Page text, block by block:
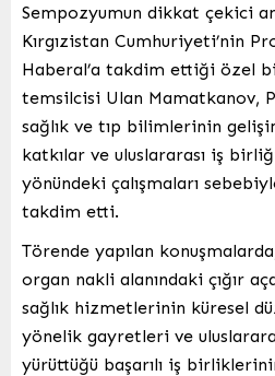
Sempozyumun dikkat çekici
Kırgızistan Cumhuriyeti’nin
Haberal’a takdim ettiği özel
temsilcisi Ulan Mamatkanov,
sağlık ve tıp bilimlerinin
katkılar ve uluslararası iş
yönündeki çalışmaları
takdim etti.
Törende yapılan
organ nakli alanındaki çığır
sağlık hizmetlerinin küresel
yönelik gayretleri ve
yürüttüğü başarılı iş